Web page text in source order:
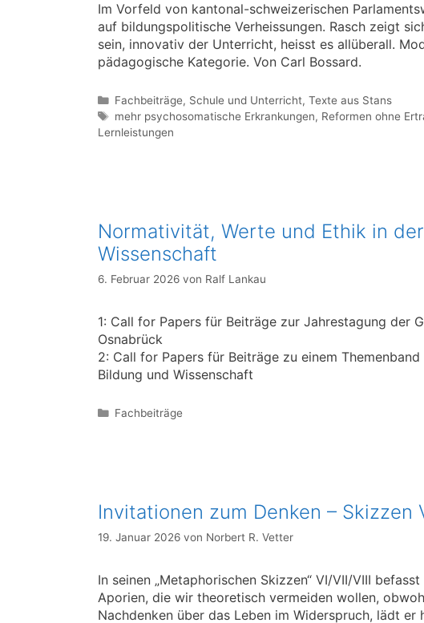
Im Vorfeld von kantonal-schweizerischen
auf bildungspolitische Verheissungen. Rasch zeigt
sein, innovativ der Unterricht, heisst es allüberall.
pädagogische Kategorie. Von Carl Bossard.
Kategorien
Fachbeiträge, Schule und Unterricht,Texte aus Stans
Schlagwörter
mehr psychosomatische Erkrankungen, Reformen ohne
Lernleistungen
Normativität, Werte und Ethik in
Wissenschaft
6. Februar 2026 von Ralf Lankau
1: Call for Papers für Beiträge zur Jahrestagung der
Osnabrück
2: Call for Papers für Beiträge zu einem
Bildung und Wissenschaft
Kategorien
Fachbeiträge
Invitationen zum Denken – Skizzen
19. Januar 2026 von Norbert R. Vetter
In seinen „Metaphorischen Skizzen“ VI/VII/VIII
Aporien, die wir theoretisch vermeiden wollen,
Nachdenken über das Leben im Widerspruch, lädt